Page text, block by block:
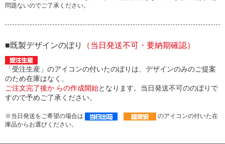
問題ないのでご了承ください。
■既製デザインのぼり （当日発送不可・要納期確認）
「受注生産」のアイコンの付いたのぼりは、デザインのみのご提案
のため在庫はなく、
ご注文完了後か らの作成開始となります。当日発送不可ののぼりで
すので予めご了承ください。
※当日発送をご希望の場合は
のアイコンの付いた在
庫品からお選びください。